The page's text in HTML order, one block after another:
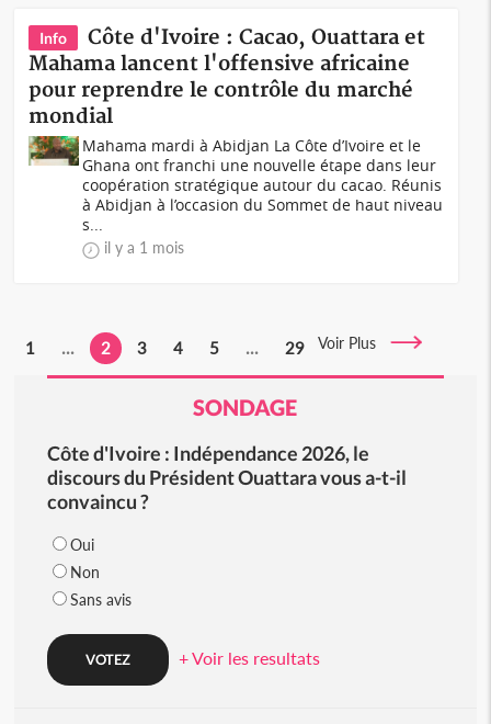
Info
Côte d'Ivoire : Cacao, Ouattara et
Mahama lancent l'offensive africaine
pour reprendre le contrôle du marché
mondial
Mahama mardi à Abidjan La Côte d’Ivoire et le
Ghana ont franchi une nouvelle étape dans leur
coopération stratégique autour du cacao. Réunis
à Abidjan à l’occasion du Sommet de haut niveau
s...
il y a 1 mois
1 ... 2 3 4 5 ... 29 Voir Plus
SONDAGE
Côte d'Ivoire : Indépendance 2026, le
discours du Président Ouattara vous a-t-il
convaincu ?
Oui
Non
Sans avis
+ Voir les resultats